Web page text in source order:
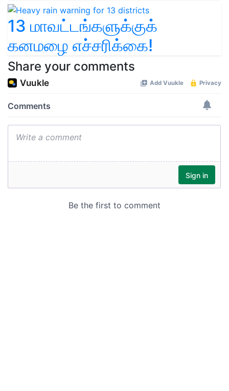
13 மாவட்டங்களுக்குக்
கனமழை எச்சரிக்கை!
Share your comments